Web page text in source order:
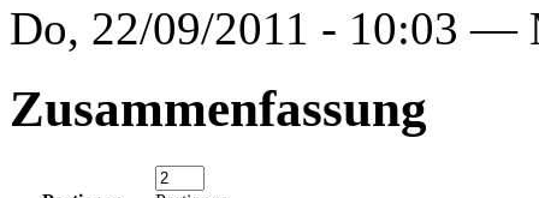
Do, 22/09/2011 - 10:03 —
Zusammenfassung